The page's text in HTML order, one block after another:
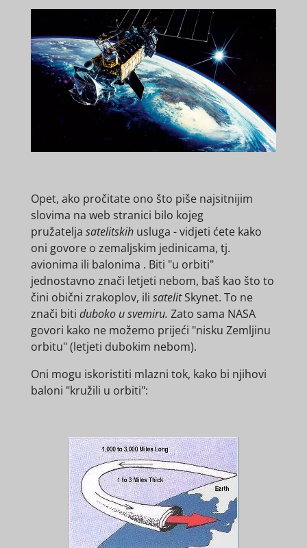
Opet, ako pročitate ono što piše najsitnijim
slovima na web stranici bilo kojeg
pružatelja satelitskih usluga - vidjeti ćete kako
oni govore o zemaljskim jedinicama, tj.
avionima ili balonima . Biti "u orbiti"
jednostavno znači letjeti nebom, baš kao što to
čini obični zrakoplov, ili satelitSkynet. To ne
znači biti duboko u svemiru. Zato sama NASA
govori kako ne možemo prijeći "nisku Zemljinu
orbitu" (letjeti dubokim nebom).
Oni mogu iskoristiti mlazni tok, kako bi njihovi
baloni "kružili u orbiti":